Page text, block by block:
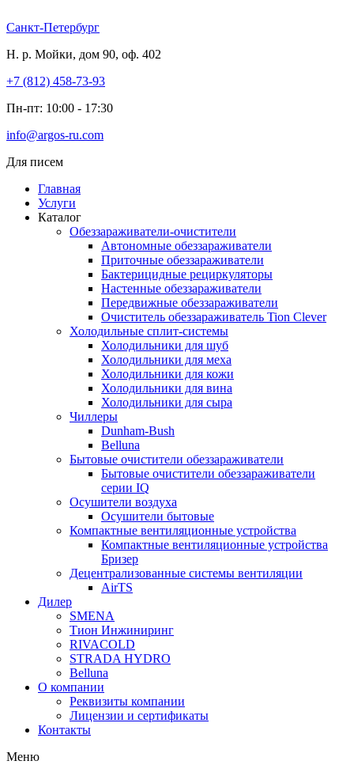
к
Санкт-Петербург
Н. р. Мойки, дом 90, оф. 402
+7 (812) 458-73-93
Пн-пт: 10:00 - 17:30
info@argos-ru.com
Для писем
Главная
Услуги
Каталог
Обеззараживатели-очистители
Автономные обеззараживатели
Приточные обеззараживатели
Бактерицидные рециркуляторы
Настенные обеззараживатели
Передвижные обеззараживатели
Очиститель обеззараживатель Tion Clever
Холодильные сплит-системы
Холодильники для шуб
Холодильники для меха
Холодильники для кожи
Холодильники для вина
Холодильники для сыра
Чиллеры
Dunham-Bush
Belluna
Бытовые очистители обеззараживатели
Бытовые очистители обеззараживатели
серии IQ
Осушители воздуха
Осушители бытовые
Компактные вентиляционные устройства
Компактные вентиляционные устройства
Бризер
Децентрализованные системы вентиляции
AirTS
Дилер
SMENA
Тион Инжиниринг
RIVACOLD
STRADA HYDRO
Belluna
О компании
Реквизиты компании
Лицензии и сертификаты
Контакты
Меню